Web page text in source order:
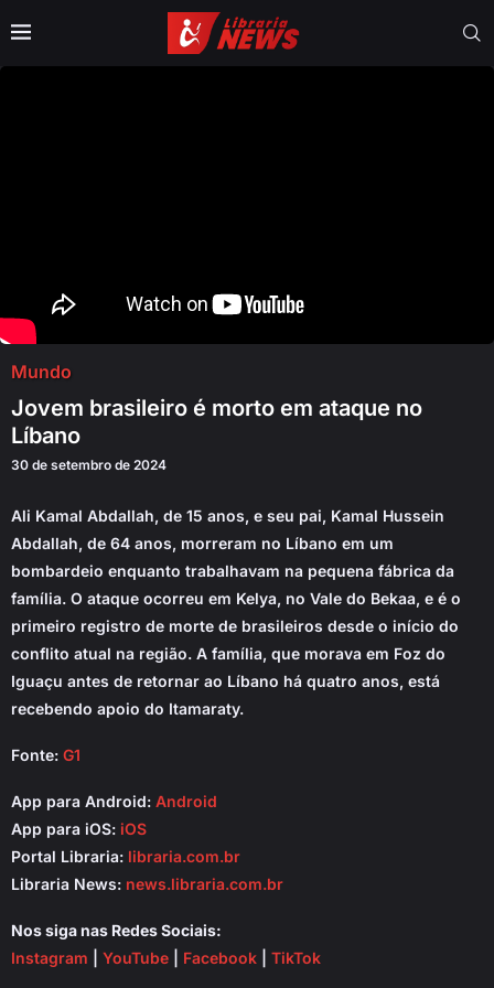
Mundo
Jovem brasileiro é morto em ataque no
Líbano
30 de setembro de 2024
Ali Kamal Abdallah, de 15 anos, e seu pai, Kamal Hussein
Abdallah, de 64 anos, morreram no Líbano em um
bombardeio enquanto trabalhavam na pequena fábrica da
família. O ataque ocorreu em Kelya, no Vale do Bekaa, e é o
primeiro registro de morte de brasileiros desde o início do
conflito atual na região. A família, que morava em Foz do
Iguaçu antes de retornar ao Líbano há quatro anos, está
recebendo apoio do Itamaraty.
Fonte: G1
App para Android: Android
App para iOS: iOS
Portal Libraria: libraria.com.br
Libraria News: news.libraria.com.br
Nos siga nas Redes Sociais:
Instagram
YouTube Facebook TikTok